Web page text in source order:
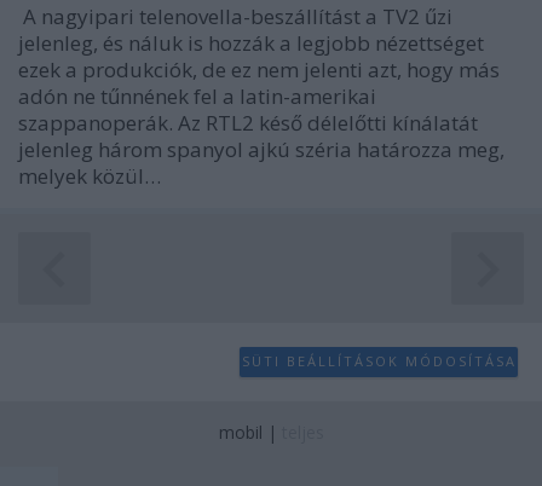
A nagyipari telenovella-beszállítást a TV2 űzi
jelenleg, és náluk is hozzák a legjobb nézettséget
ezek a produkciók, de ez nem jelenti azt, hogy más
adón ne tűnnének fel a latin-amerikai
szappanoperák. Az RTL2 késő délelőtti kínálatát
jelenleg három spanyol ajkú széria határozza meg,
melyek közül…
SÜTI BEÁLLÍTÁSOK MÓDOSÍTÁSA
mobil |